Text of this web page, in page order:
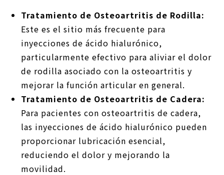
Tratamiento de Osteoartritis de Rodilla:
Este es el sitio más frecuente para
inyecciones de ácido hialurónico,
particularmente efectivo para aliviar el dolor
de rodilla asociado con la osteoartritis y
mejorar la función articular en general.
Tratamiento de Osteoartritis de Cadera:
Para pacientes con osteoartritis de cadera,
las inyecciones de ácido hialurónico pueden
proporcionar lubricación esencial,
reduciendo el dolor y mejorando la
movilidad.